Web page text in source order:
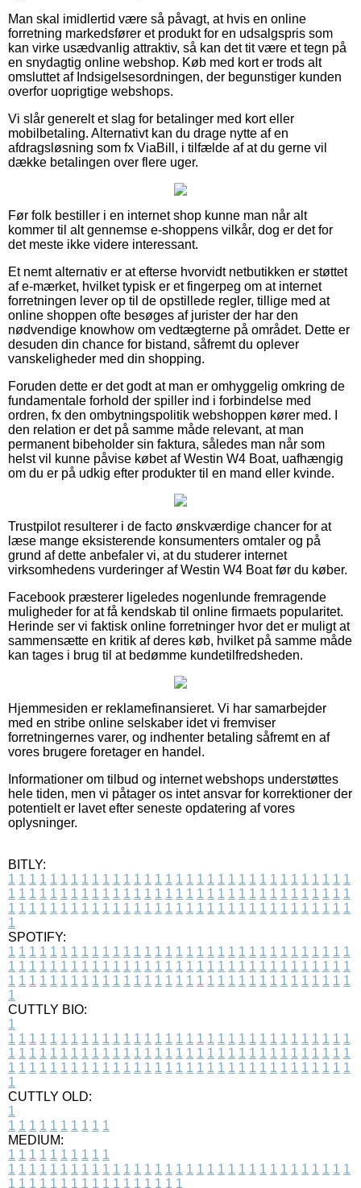
Man skal imidlertid være så påvagt, at hvis en online
forretning markedsfører et produkt for en udsalgspris som
kan virke usædvanlig attraktiv, så kan det tit være et tegn på
en snydagtig online webshop. Køb med kort er trods alt
omsluttet af Indsigelsesordningen, der begunstiger kunden
overfor uoprigtige webshops.
Vi slår generelt et slag for betalinger med kort eller
mobilbetaling. Alternativt kan du drage nytte af en
afdragsløsning som fx ViaBill, i tilfælde af at du gerne vil
dække betalingen over flere uger.
Før folk bestiller i en internet shop kunne man når alt
kommer til alt gennemse e-shoppens vilkår, dog er det for
det meste ikke videre interessant.
Et nemt alternativ er at efterse hvorvidt netbutikken er støttet
af e-mærket, hvilket typisk er et fingerpeg om at internet
forretningen lever op til de opstillede regler, tillige med at
online shoppen ofte besøges af jurister der har den
nødvendige knowhow om vedtægterne på området. Dette er
desuden din chance for bistand, såfremt du oplever
vanskeligheder med din shopping.
Foruden dette er det godt at man er omhyggelig omkring de
fundamentale forhold der spiller ind i forbindelse med
ordren, fx den ombytningspolitik webshoppen kører med. I
den relation er det på samme måde relevant, at man
permanent bibeholder sin faktura, således man når som
helst vil kunne påvise købet af Westin W4 Boat, uafhængig
om du er på udkig efter produkter til en mand eller kvinde.
Trustpilot resulterer i de facto ønskværdige chancer for at
læse mange eksisterende konsumenters omtaler og på
grund af dette anbefaler vi, at du studerer internet
virksomhedens vurderinger af Westin W4 Boat før du køber.
Facebook præsterer ligeledes nogenlunde fremragende
muligheder for at få kendskab til online firmaets popularitet.
Herinde ser vi faktisk online forretninger hvor det er muligt at
sammensætte en kritik af deres køb, hvilket på samme måde
kan tages i brug til at bedømme kundetilfredsheden.
Hjemmesiden er reklamefinansieret. Vi har samarbejder
med en stribe online selskaber idet vi fremviser
forretningernes varer, og indhenter betaling såfremt en af
vores brugere foretager en handel.
Informationer om tilbud og internet webshops understøttes
hele tiden, men vi påtager os intet ansvar for korrektioner der
potentielt er lavet efter seneste opdatering af vores
oplysninger.
BITLY:
1 1 1 1 1 1 1 1 1 1 1 1 1 1 1 1 1 1 1 1 1 1 1 1 1 1 1 1 1 1 1 1 1
1 1 1 1 1 1 1 1 1 1 1 1 1 1 1 1 1 1 1 1 1 1 1 1 1 1 1 1 1 1 1 1 1
1 1 1 1 1 1 1 1 1 1 1 1 1 1 1 1 1 1 1 1 1 1 1 1 1 1 1 1 1 1 1 1 1
1
SPOTIFY:
1 1 1 1 1 1 1 1 1 1 1 1 1 1 1 1 1 1 1 1 1 1 1 1 1 1 1 1 1 1 1 1 1
1 1 1 1 1 1 1 1 1 1 1 1 1 1 1 1 1 1 1 1 1 1 1 1 1 1 1 1 1 1 1 1 1
1 1 1 1 1 1 1 1 1 1 1 1 1 1 1 1 1 1 1 1 1 1 1 1 1 1 1 1 1 1 1 1 1
1
CUTTLY BIO:
1
1 1 1 1 1 1 1 1 1 1 1 1 1 1 1 1 1 1 1 1 1 1 1 1 1 1 1 1 1 1 1 1 1
1 1 1 1 1 1 1 1 1 1 1 1 1 1 1 1 1 1 1 1 1 1 1 1 1 1 1 1 1 1 1 1 1
1 1 1 1 1 1 1 1 1 1 1 1 1 1 1 1 1 1 1 1 1 1 1 1 1 1 1 1 1 1 1 1 1
1
CUTTLY OLD:
1
1 1 1 1 1 1 1 1 1 1
MEDIUM:
1 1 1 1 1 1 1 1 1 1
1 1 1 1 1 1 1 1 1 1 1 1 1 1 1 1 1 1 1 1 1 1 1 1 1 1 1 1 1 1 1 1 1
1 1 1 1 1 1 1 1 1 1 1 1 1 1 1 1 1